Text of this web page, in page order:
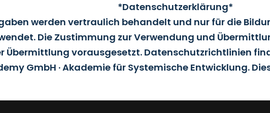
*Datenschutzerklärung*
werden vertraulich behandelt und nur für die
Die Zustimmung zur Verwendung und
Übermittlung vorausgesetzt. Datenschutzrichtlinien
GmbH · Akademie für Systemische Entwicklung.